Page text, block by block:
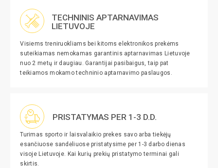
TECHNINIS APTARNAVIMAS
LIETUVOJE
Visiems treniruokliams bei kitoms elektronikos prekėms
suteikiamas nemokamas garantinis aptarnavimas Lietuvoje
nuo 2 metų ir daugiau. Garantijai pasibaigus, taip pat
teikiamos mokamo techninio aptarnavimo paslaugos.
PRISTATYMAS PER 1-3 D.D.
Turimas sporto ir laisvalaikio prekes savo arba tiekėjų
esančiuose sandėliuose pristatysime per 1-3 darbo dienas
visoje Lietuvoje. Kai kurių prekių pristatymo terminai gali
skirtis.